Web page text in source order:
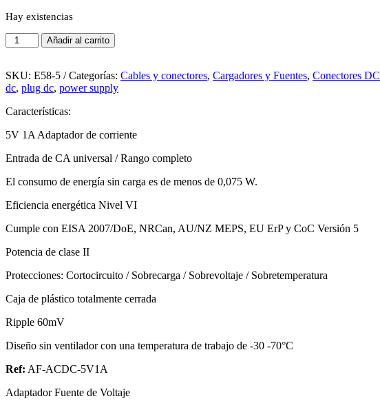
Hay existencias
Adaptador
Fuente
Voltaje
5V
DC
5.5mm
Añadir al carrito
SKU: E58-5 Categorías: Cables y conectores, Cargadores y Fuentes, Conectores DC
dc, plug dc, power supply
Características:
5V 1A Adaptador de corriente
Entrada de CA universal / Rango completo
El consumo de energía sin carga es de menos de 0,075 W.
Eficiencia energética Nivel VI
Cumple con EISA 2007/DoE, NRCan, AU/NZ MEPS, EU ErP y CoC Versión 5
Potencia de clase II
Protecciones: Cortocircuito / Sobrecarga / Sobrevoltaje / Sobretemperatura
Caja de plástico totalmente cerrada
Ripple 60mV
Diseño sin ventilador con una temperatura de trabajo de -30 -70°C
Ref: AF-ACDC-5V1A
Adaptador Fuente de Voltaje